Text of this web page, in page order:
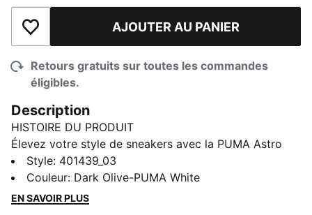
Ajouter à la liste de souhaits
AJOUTER AU PANIER
Retours gratuits sur toutes les commandes
éligibles.
Description
HISTOIRE DU PRODUIT
Élevez votre style de sneakers avec la PUMA Astro
Play. Une silhouette élégante associée à la marque
PUMA pour un look gagnant qui est aussi facile que
d'appuyer sur Play.
Style: 401439_03
Couleur: Dark Olive-PUMA White
EN SAVOIR PLUS